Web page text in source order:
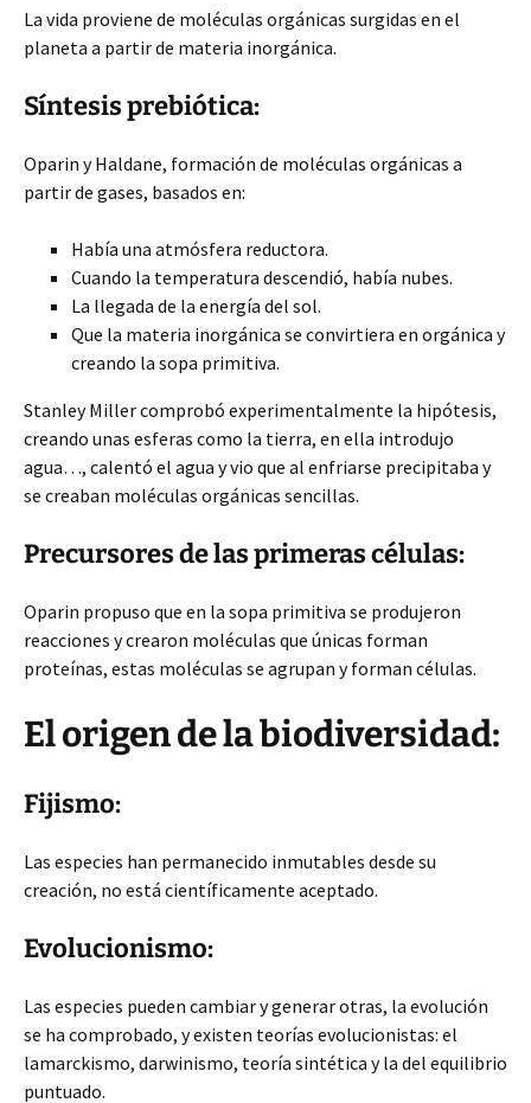
La vida proviene de moléculas orgánicas surgidas en el
planeta a partir de materia inorgánica.
Síntesis prebiótica:
Oparin y Haldane, formación de moléculas orgánicas a
partir de gases, basados en:
Había una atmósfera reductora.
Cuando la temperatura descendió, había nubes.
La llegada de la energía del sol.
Que la materia inorgánica se convirtiera en orgánica y
creando la sopa primitiva.
Stanley Miller comprobó experimentalmente la hipótesis,
creando unas esferas como la tierra, en ella introdujo
agua…, calentó el agua y vio que al enfriarse precipitaba y
se creaban moléculas orgánicas sencillas.
Precursores de las primeras células:
Oparin propuso que en la sopa primitiva se produjeron
reacciones y crearon moléculas que únicas forman
proteínas, estas moléculas se agrupan y forman células.
El origen de la biodiversidad:
Fijismo:
Las especies han permanecido inmutables desde su
creación, no está científicamente aceptado.
Evolucionismo:
Las especies pueden cambiar y generar otras, la evolución
se ha comprobado, y existen teorías evolucionistas: el
lamarckismo, darwinismo, teoría sintética y la del equilibrio
puntuado.